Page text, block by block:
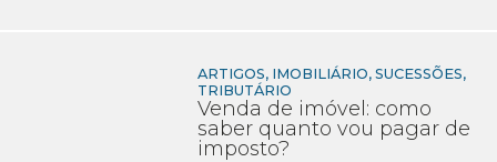
ARTIGOS, IMOBILIÁRIO,SUCESSÕES,
TRIBUTÁRIO
Venda de imóvel: como
saber quanto vou pagar de
imposto?